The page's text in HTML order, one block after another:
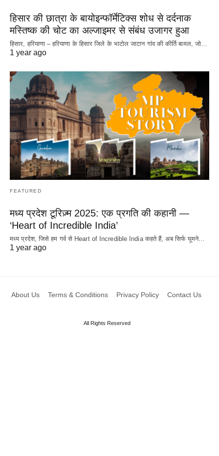
हिसार की छात्रा के बायोइन्फॉर्मेटिक्स शोध से दर्दनाक
मस्तिष्क की चोट का अल्जाइमर से संबंध उजागर हुआ
हिसार, हरियाणा – हरियाणा के हिसार जिले के भाटोल जाटान गांव की कीर्ति बामल, जो…
1 year ago
FEATURED
मध्य प्रदेश टूरिज़्म 2025: एक प्रगति की कहानी —
‘Heart of Incredible India’
मध्य प्रदेश, जिसे हम गर्व से Heart of Incredible India कहते हैं, अब सिर्फ घूमने…
1 year ago
About Us Terms & Conditions Privacy Policy Contact Us
All Rights Reserved